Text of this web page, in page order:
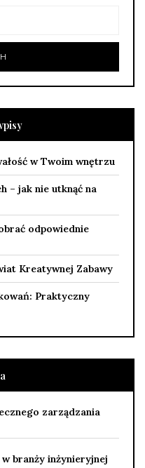
w Twoim wnętrzu
– jak nie utknąć na
odpowiednie
Kreatywnej Zabawy
Praktyczny
zarządzania
branży inżynieryjnej